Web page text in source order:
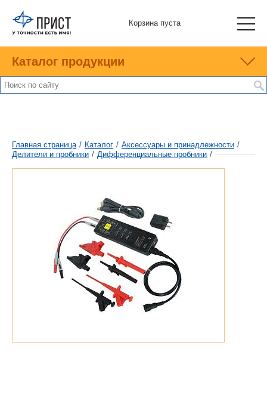
Корзина пуста
Каталог продукции
Главная страница / Каталог / Аксессуары и принадлежности /
Делители и пробники / Дифференциальные пробники /